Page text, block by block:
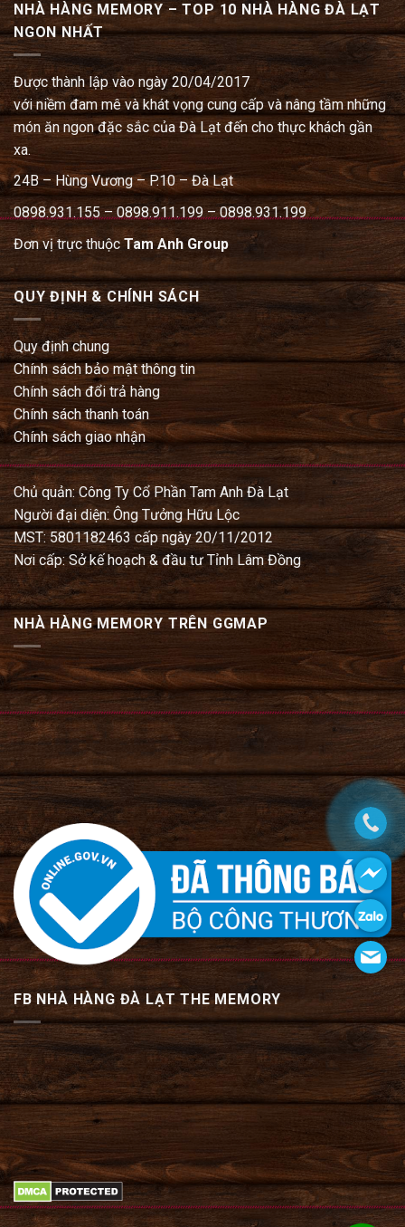
NHÀ HÀNG MEMORY – TOP 10 NHÀ HÀNG ĐÀ LẠT
NGON NHẤT
Được thành lập vào ngày 20/04/2017
với niềm đam mê và khát vọng cung cấp và nâng tầm những
món ăn ngon đặc sắc của Đà Lạt đến cho thực khách gần
xa.
24B – Hùng Vương – P.10 – Đà Lạt
0898.931.155 – 0898.911.199 – 0898.931.199
Đơn vị trực thuộcTam Anh Group
QUY ĐỊNH & CHÍNH SÁCH
Quy định chung
Chính sách bảo mật thông tin
Chính sách đổi trả hàng
Chính sách thanh toán
Chính sách giao nhận
Chủ quản: Công Ty Cổ Phần Tam Anh Đà Lạt
Người đại diện: Ông Tưởng Hữu Lộc
MST: 5801182463 cấp ngày 20/11/2012
Nơi cấp: Sở kế hoạch & đầu tư Tỉnh Lâm Đồng
NHÀ HÀNG MEMORY TRÊN GGMAP
FB NHÀ HÀNG ĐÀ LẠT THE MEMORY